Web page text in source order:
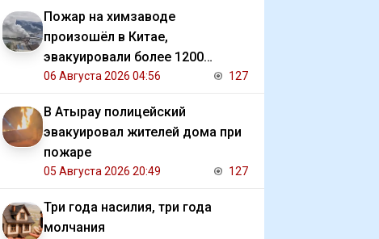
Пожар на химзаводе
произошёл в Китае,
эвакуировали более 1200
человек
06 Августа 2026 04:56 127
В Атырау полицейский
эвакуировал жителей дома при
пожаре
05 Августа 2026 20:49 127
Три года насилия, три года
молчания